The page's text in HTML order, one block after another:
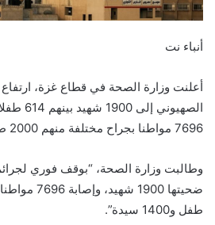
أنباء نت
أعلنت وزارة الصحة في قطاع غزة،
7696 مواطنا بجراح مختلفة منهم 2000 طفل و1400 امرأة.
وطالبت وزارة الصحة، “بوقف فوري لجرائم
ضحيتها
طفل و1400 سيدة”.